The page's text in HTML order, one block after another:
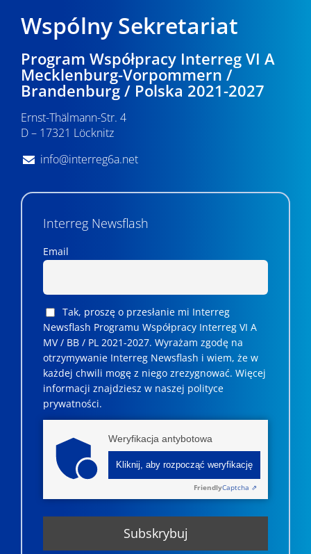
Wspólny Sekretariat
Program Współpracy Interreg VI A
Mecklenburg-Vorpommern /
Brandenburg / Polska 2021-2027
Ernst-Thälmann-Str. 4
D – 17321 Löcknitz
info@interreg6a.net
Interreg Newsflash
Email
Tak, proszę o przesłanie mi Interreg
Newsflash Programu Współpracy Interreg VI A
MV / BB / PL 2021-2027. Wyrażam zgodę na
otrzymywanie Interreg Newsflash i wiem, że w
każdej chwili mogę z niego zrezygnować. ­­Więcej
informacji znajdziesz w naszej polityce
prywatności.
Weryfikacja antybotowa
Kliknij, aby rozpocząć weryfikację
FriendlyCaptcha ⇗